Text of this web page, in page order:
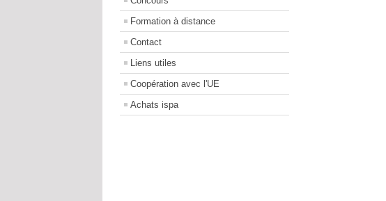
Formation à distance
Contact
Liens utiles
Coopération avec l'UE
Achats ispa